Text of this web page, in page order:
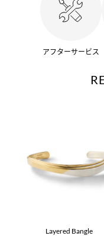
アフターサービス
Layered Bangle